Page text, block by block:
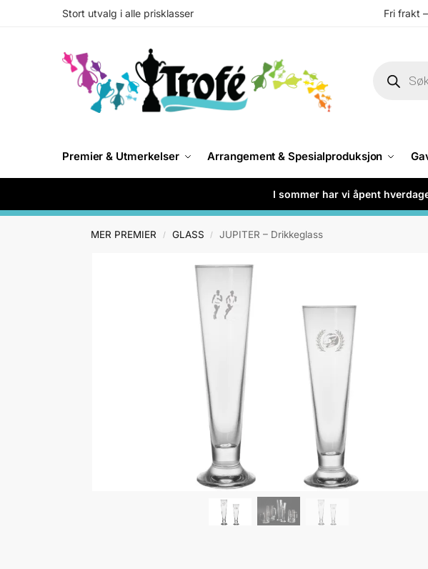
Stort utvalg i alle prisklasser Fri frakt
Premier & Utmerkelser Arrangement & Spesialproduksjon
I sommer har vi åpent
MER PREMIER / GLASS / JUPITER – Drikkeglass